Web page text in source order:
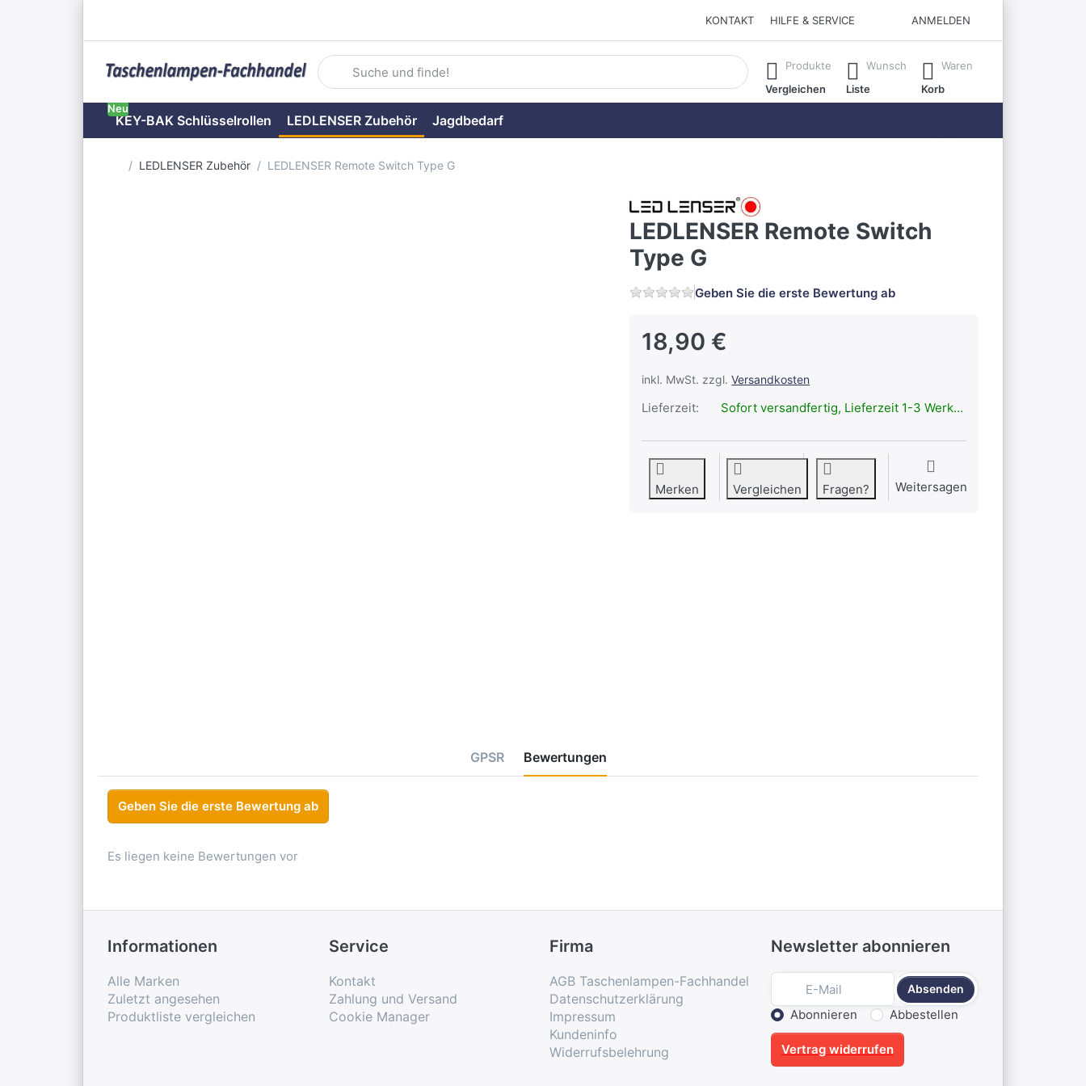
KONTAKT HILFE & SERVICE ANMELDEN
Geben Sie einen Suchbegriff ein. Während Sie tippen, erscheinen automatisch erste Ergebnisse. Drücken Sie die Eingabetaste, um
Produkte
Vergleichen
Wunsch
Liste
Waren
Korb
KEY-BAK Schlüsselrollen
Neu
LEDLENSER Zubehör Jagdbedarf
Startseite
LEDLENSER Zubehör LEDLENSER Remote Switch Type G
LEDLENSER Remote Switch
Type G
Geben Sie die erste Bewertung ab
18,90 €
inkl. MwSt. zzgl.Versandkosten
Lieferzeit: Sofort versandfertig, Lieferzeit 1-3 Werktage.
Merken Vergleichen Fragen? Weitersagen
GPSR Bewertungen
Geben Sie die erste Bewertung ab
Es liegen keine Bewertungen vor
Informationen
Alle Marken
Zuletzt angesehen
Produktliste vergleichen
Service
Kontakt
Zahlung und Versand
Cookie Manager
Firma
AGB Taschenlampen-Fachhandel
Datenschutzerklärung
Impressum
Kundeninfo
Widerrufsbelehrung
Newsletter abonnieren
Absenden
Aktion wählen
Abonnieren Abbestellen
Vertrag widerrufen